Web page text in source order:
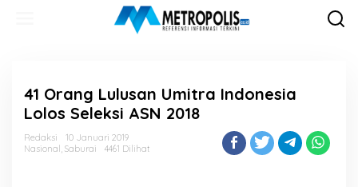
41 Orang Lulusan Umitra Indonesia
Lolos Seleksi ASN 2018
Redaksi
10 Januari 2019
Nasional , Saburai 4461 Dilihat